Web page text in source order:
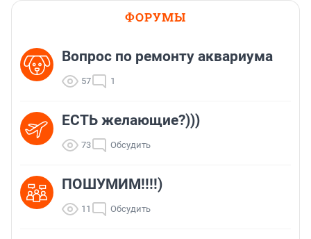
ФОРУМЫ
Вопрос по ремонту аквариума
57 1
ЕСТЬ желающие?)))
73 Обсудить
ПОШУМИМ!!!!)
11 Обсудить